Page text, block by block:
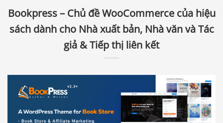
Bookpress – Chủ đề WooCommerce của hiệu
sách dành cho Nhà xuất bản, Nhà văn và Tác
giả & Tiếp thị liên kết